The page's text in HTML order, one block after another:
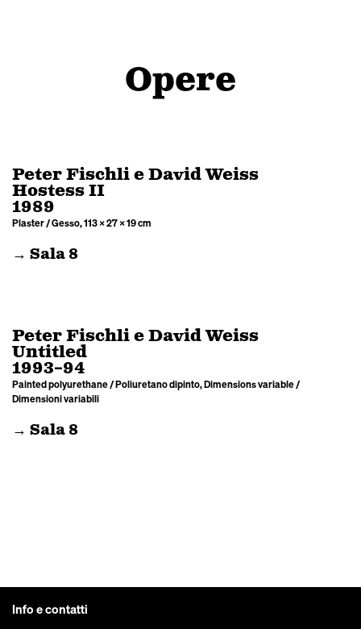
Opere
Peter Fischli e David Weiss
Hostess II
1989
Plaster / Gesso, 113 × 27 × 19 cm
→ Sala 8
Peter Fischli e David Weiss
Untitled
1993–94
Painted polyurethane / Poliuretano dipinto, Dimensions variable /
Dimensioni variabili
→ Sala 8
Info e contatti